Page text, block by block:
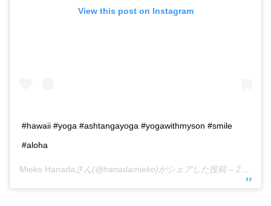
View this post on Instagram
#hawaii #yoga #ashtangayoga #yogawithmyson #smile
#aloha
Mieko Hanadaさん(@hanadamieko)がシェアした投稿 – 2017年 6月月3日午後11時44分PDT